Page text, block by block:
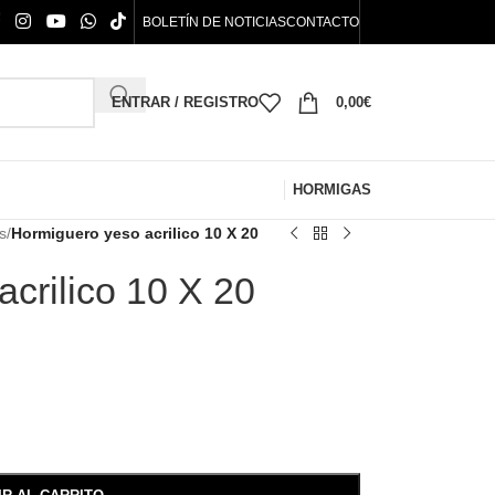
BOLETÍN DE NOTICIASCONTACTO
ENTRAR / REGISTRO 0,00€
HORMIGAS
/Hormiguero yeso acrilico 10 X 20
10 X 20